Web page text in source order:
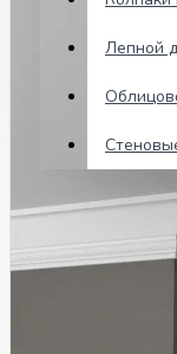
Лепной
Чат Telegram
0 товар(ов) - 0